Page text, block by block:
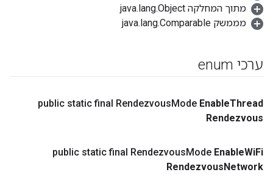
מתוך המחלקה java.lang.Object
מממשק java.lang.Comparable
ערכי enum
public static final RendezvousMode EnableThread
Rendezvous
public static final RendezvousMode EnableWiFi
RendezvousNetwork